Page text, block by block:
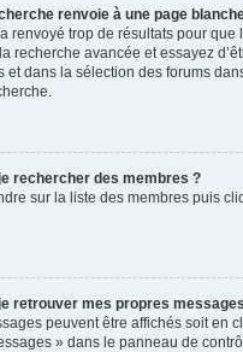
renvoie à une page
renvoyé trop de résultats pour que
recherche avancée et essayez
et dans la sélection des forums
rechercher des membres ?
sur la liste des membres puis
retrouver mes propres
peuvent être affichés soit en
» dans le panneau de